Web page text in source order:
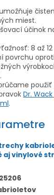
miest.
účinok
8 až
povrchu
použiť
Dr.
.
aj vinylové